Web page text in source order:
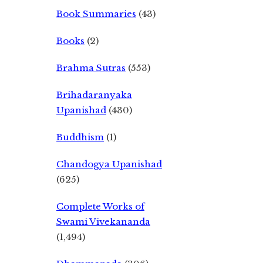
Book Summaries (43)
Books (2)
Brahma Sutras (553)
Brihadaranyaka
Upanishad (430)
Buddhism (1)
Chandogya Upanishad
(625)
Complete Works of
Swami Vivekananda
(1,494)